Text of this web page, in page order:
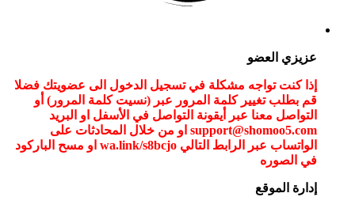
عزيزي العضو
إذا كنت تواجه مشكلة في تسجيل الدخول الى عضويتك فضلا
قم بطلب تغيير كلمة المرور عبر (نسيت كلمة المرور) أو
التواصل معنا عبر أيقونة التواصل في الأسفل او البريد
support@shomoo5.com او من خلال المحادثات على
الواتساب عبر الرابط التالي wa.link/s8bcjo او مسح الباركود
في الصوره
إدارة الموقع